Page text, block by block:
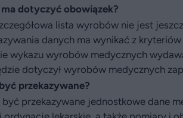
dotyczyć obowiązek?
lista wyrobów nie jest
danych ma wynikać z
wykazu wyrobów medycznych
dotyczył wyrobów medycznych
przekazywane?
być przekazywane jednostkowe dane